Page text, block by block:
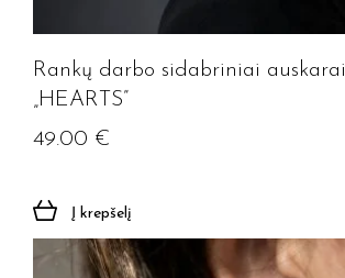
Rankų darbo sidabriniai auskarai
„HEARTS”
49.00 €
Į krepšelį